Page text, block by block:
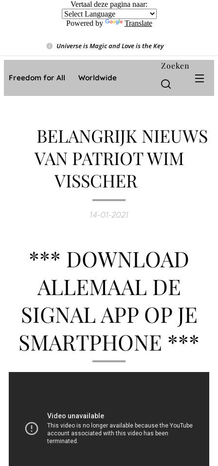
Vertaal deze pagina naar:
Powered by Translate
Universe is Magic and Love is the Key❤️
Freedom for All ❤️ Worldwide
Zoeken
‼ BELANGRIJK NIEUWS
VAN PATRIOT WIM
VISSCHER ‼
14-01-2021
*** DOWNLOAD
ALLEMAAL DE
SIGNAL APP OP JE
SMARTPHONE ***